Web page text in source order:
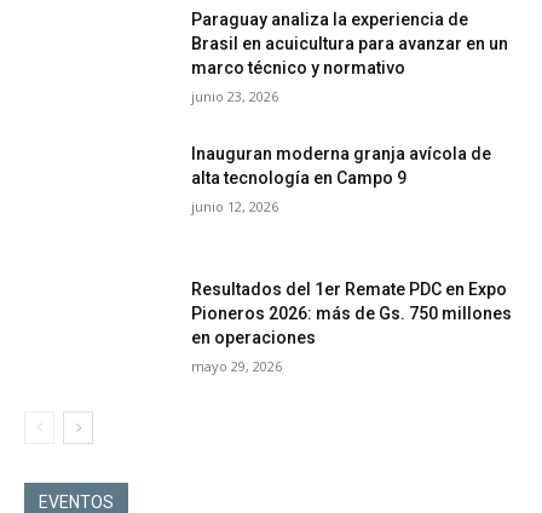
Paraguay analiza la experiencia de
Brasil en acuicultura para avanzar en un
marco técnico y normativo
junio 23, 2026
Inauguran moderna granja avícola de
alta tecnología en Campo 9
junio 12, 2026
Resultados del 1er Remate PDC en Expo
Pioneros 2026: más de Gs. 750 millones
en operaciones
mayo 29, 2026
EVENTOS